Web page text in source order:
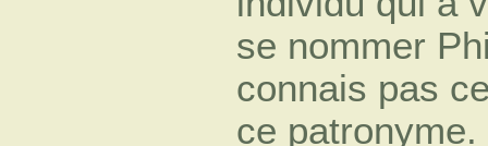
se nommer
connais pas
ce